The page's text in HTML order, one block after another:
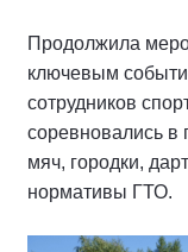
Продолжила
ключевым
сотрудников
соревновались в
мяч, городки,
нормативы ГТО.